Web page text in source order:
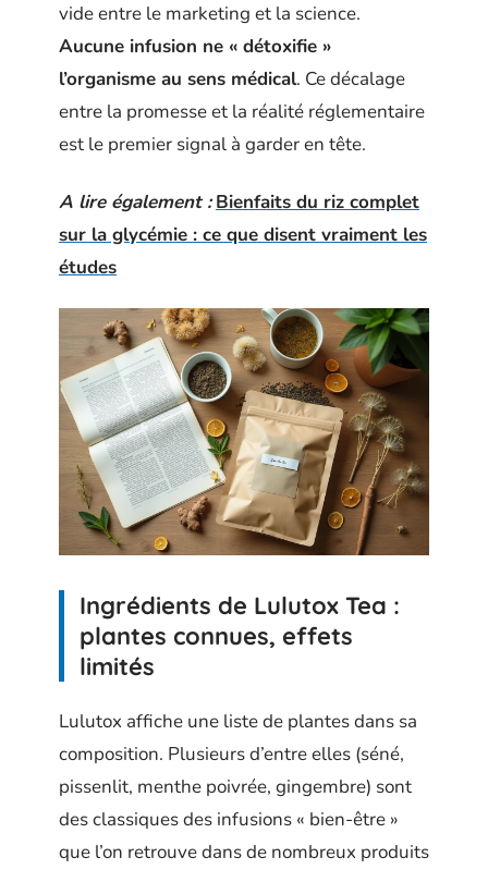
vide entre le marketing et la science.
Aucune infusion ne « détoxifie »
l’organisme au sens médical. Ce décalage
entre la promesse et la réalité réglementaire
est le premier signal à garder en tête.
A lire également : Bienfaits du riz complet
sur la glycémie : ce que disent vraiment les
études
Ingrédients de Lulutox Tea :
plantes connues, effets
limités
Lulutox affiche une liste de plantes dans sa
composition. Plusieurs d’entre elles (séné,
pissenlit, menthe poivrée, gingembre) sont
des classiques des infusions « bien-être »
que l’on retrouve dans de nombreux produits